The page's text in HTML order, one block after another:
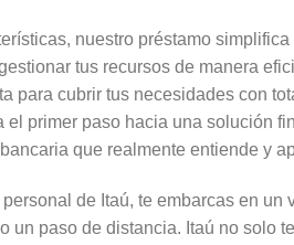
nuestro préstamo
tus recursos de manera
para cubrir tus necesidades con
el primer paso hacia una solución
que realmente entiende y
de Itaú, te embarcas en
un paso de distancia. Itaú no solo